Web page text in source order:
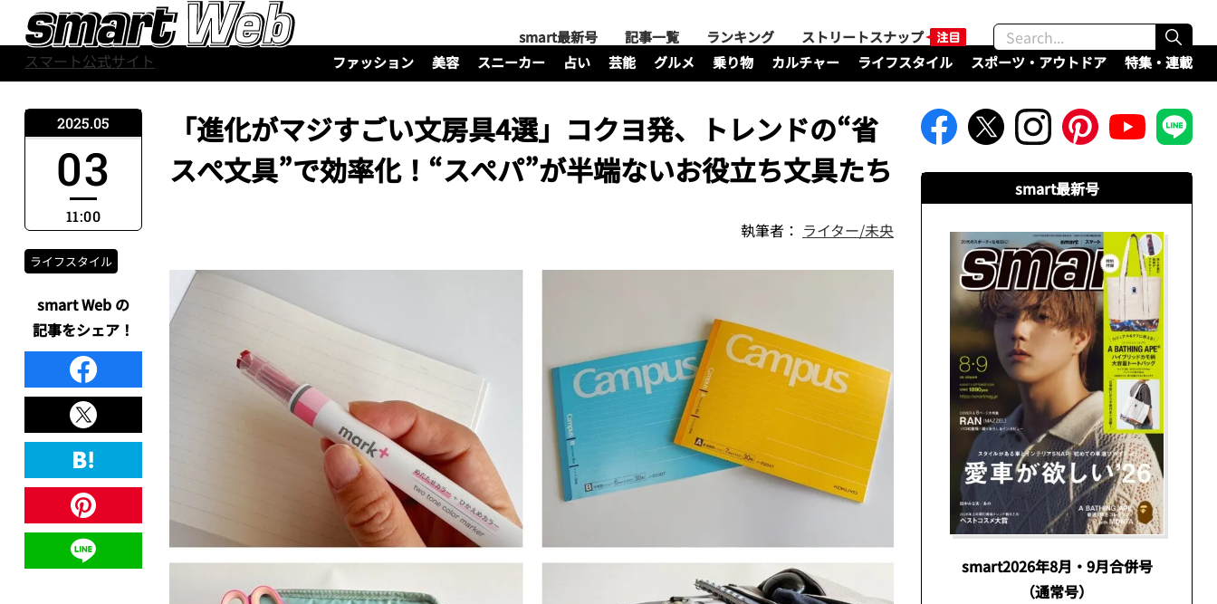
スマート公式サイト
smart最新号 記事一覧 ランキング
ストリートスナップ
ファッション
美容 スニーカー 占い 芸能 グルメ 乗り物 カルチャー ライフスタイル スポーツ・アウトドア 特集・連載
「進化がマジすごい文房具4選」コクヨ発、トレンドの“省
スぺ文具”で効率化！“スぺパ”が半端ないお役立ち文具たち
執筆者： ライター/未央
2025.05
03
11:00
ライフスタイル
smart Web の
記事をシェア！
smart最新号
smart2026年8月・9月合併号
（通常号）